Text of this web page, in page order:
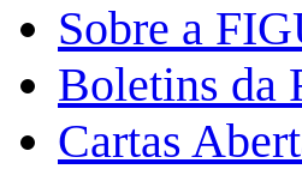
Sobre a
Boletins da
Cartas